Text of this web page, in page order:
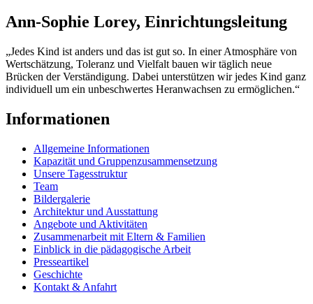
Ann-Sophie Lorey, Einrichtungsleitung
„Jedes Kind ist anders und das ist gut so. In einer Atmosphäre von
Wertschätzung, Toleranz und Vielfalt bauen wir täglich neue
Brücken der Verständigung. Dabei unterstützen wir jedes Kind ganz
individuell um ein unbeschwertes Heranwachsen zu ermöglichen.“
Informationen
Allgemeine Informationen
Kapazität und Gruppenzusammensetzung
Unsere Tagesstruktur
Team
Bildergalerie
Architektur und Ausstattung
Angebote und Aktivitäten
Zusammenarbeit mit Eltern & Familien
Einblick in die pädagogische Arbeit
Presseartikel
Geschichte
Kontakt & Anfahrt